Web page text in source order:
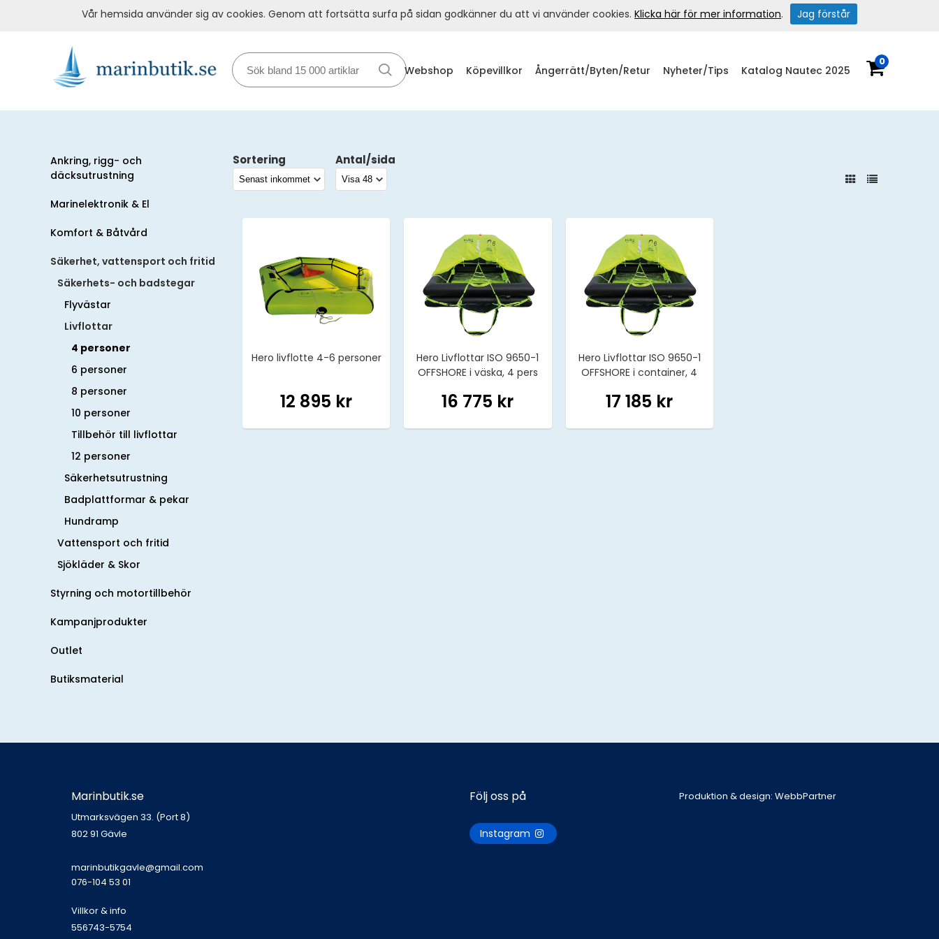
0
Webshop Köpevillkor Ångerrätt/Byten/Retur Nyheter/Tips Katalog Nautec 2025
Ankring, rigg- och
däcksutrustning
Marinelektronik & El
Komfort & Båtvård
Säkerhet, vattensport och fritid
Säkerhets- och badstegar
Flyvästar
Livflottar
4 personer
6 personer
8 personer
10 personer
Tillbehör till livflottar
12 personer
Säkerhetsutrustning
Badplattformar & pekar
Hundramp
Vattensport och fritid
Sjökläder & Skor
Styrning och motortillbehör
Kampanjprodukter
Outlet
Butiksmaterial
Sortering Antal/sida
Hero livflotte 4-6 personer
12 895 kr
Hero Livflottar ISO 9650-1
OFFSHORE i väska, 4 pers
16 775 kr
Hero Livflottar ISO 9650-1
OFFSHORE i container, 4
17 185 kr
Marinbutik.se
Utmarksvägen 33. (Port 8)
802 91 Gävle
marinbutikgavle@gmail.com
076-104 53 01
Villkor & info
556743-5754
Följ oss på
Instagram
Produktion & design: WebbPartner
Vår hemsida använder sig av cookies. Genom att fortsätta surfa på sidan godkänner du att vi använder cookies. Klicka här för mer information. Jag förstår